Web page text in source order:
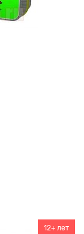
12+ лет